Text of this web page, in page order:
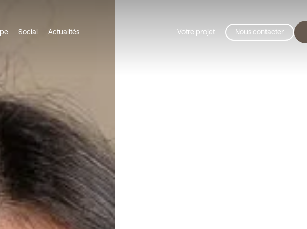
Social Actualités Votre projet Nous contacter